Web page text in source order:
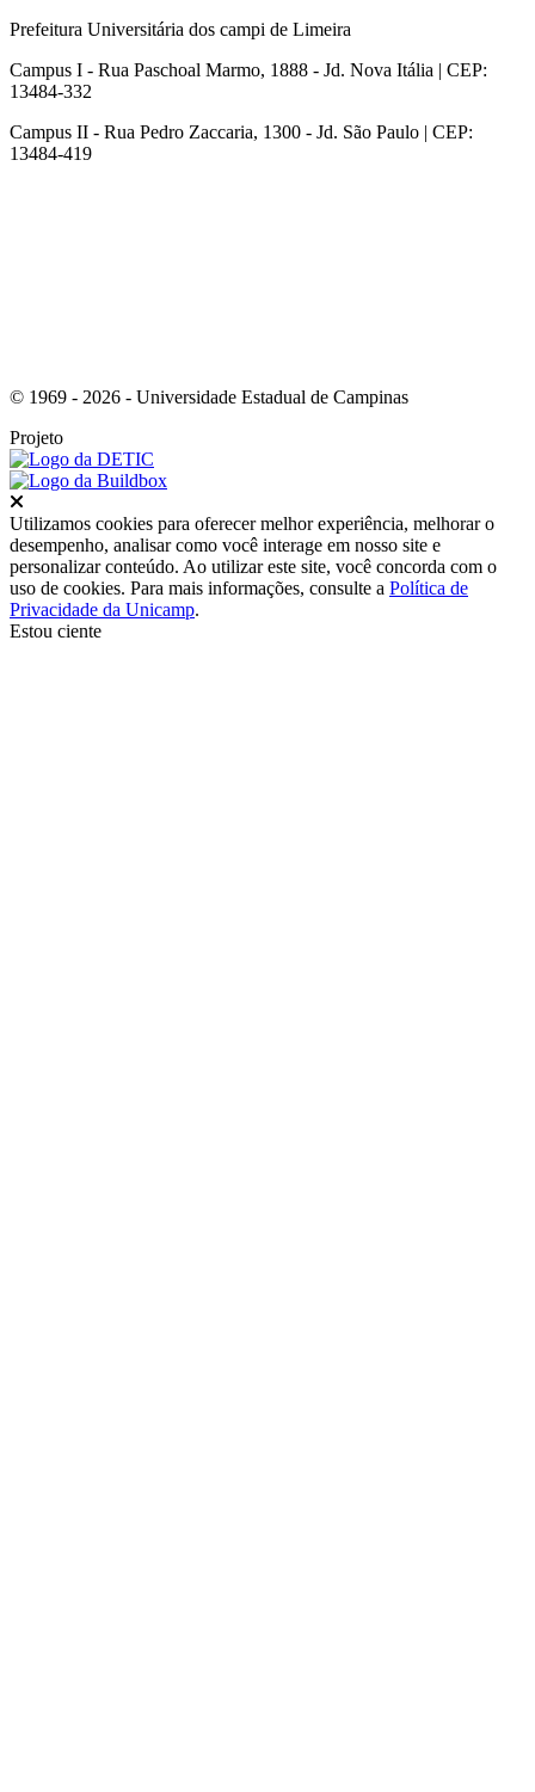
Prefeitura Universitária dos campi de Limeira
Campus I - Rua Paschoal Marmo, 1888 - Jd. Nova Itália | CEP:
13484-332
Campus II - Rua Pedro Zaccaria, 1300 - Jd. São Paulo | CEP:
13484-419
© 1969 - 2026 - Universidade Estadual de Campinas
Projeto
Utilizamos cookies para oferecer melhor experiência, melhorar o
desempenho, analisar como você interage em nosso site e
personalizar conteúdo. Ao utilizar este site, você concorda com o
uso de cookies. Para mais informações, consulte a Política de
Privacidade da Unicamp.
Estou ciente